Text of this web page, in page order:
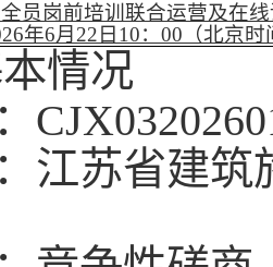
员岗前培训联合运营及在
年6月22日10：00（北京时
情况
江苏省建筑